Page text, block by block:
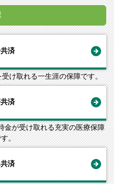
済
け取れる一生涯の保障です。
済
金が受け取れる充実の医療保障
。
済